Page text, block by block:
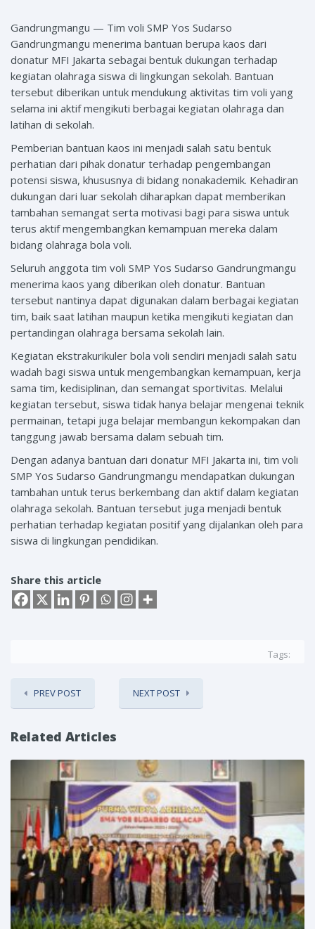
Gandrungmangu — Tim voli SMP Yos Sudarso
Gandrungmangu menerima bantuan berupa kaos dari
donatur MFI Jakarta sebagai bentuk dukungan terhadap
kegiatan olahraga siswa di lingkungan sekolah. Bantuan
tersebut diberikan untuk mendukung aktivitas tim voli yang
selama ini aktif mengikuti berbagai kegiatan olahraga dan
latihan di sekolah.
Pemberian bantuan kaos ini menjadi salah satu bentuk
perhatian dari pihak donatur terhadap pengembangan
potensi siswa, khususnya di bidang nonakademik. Kehadiran
dukungan dari luar sekolah diharapkan dapat memberikan
tambahan semangat serta motivasi bagi para siswa untuk
terus aktif mengembangkan kemampuan mereka dalam
bidang olahraga bola voli.
Seluruh anggota tim voli SMP Yos Sudarso Gandrungmangu
menerima kaos yang diberikan oleh donatur. Bantuan
tersebut nantinya dapat digunakan dalam berbagai kegiatan
tim, baik saat latihan maupun ketika mengikuti kegiatan dan
pertandingan olahraga bersama sekolah lain.
Kegiatan ekstrakurikuler bola voli sendiri menjadi salah satu
wadah bagi siswa untuk mengembangkan kemampuan, kerja
sama tim, kedisiplinan, dan semangat sportivitas. Melalui
kegiatan tersebut, siswa tidak hanya belajar mengenai teknik
permainan, tetapi juga belajar membangun kekompakan dan
tanggung jawab bersama dalam sebuah tim.
Dengan adanya bantuan dari donatur MFI Jakarta ini, tim voli
SMP Yos Sudarso Gandrungmangu mendapatkan dukungan
tambahan untuk terus berkembang dan aktif dalam kegiatan
olahraga sekolah. Bantuan tersebut juga menjadi bentuk
perhatian terhadap kegiatan positif yang dijalankan oleh para
siswa di lingkungan pendidikan.
Share this article
Tags:
PREV POST NEXT POST
Related Articles